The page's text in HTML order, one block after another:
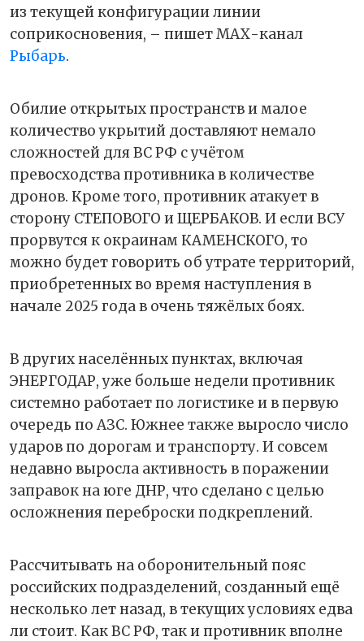
из текущей конфигурации линии
соприкосновения, – пишет МАХ-канал
Рыбарь.
Обилие открытых пространств и малое
количество укрытий доставляют немало
сложностей для ВС РФ с учётом
превосходства противника в количестве
дронов. Кроме того, противник атакует в
сторону СТЕПОВОГО и ЩЕРБАКОВ. И если ВСУ
прорвутся к окраинам КАМЕНСКОГО, то
можно будет говорить об утрате территорий,
приобретенных во время наступления в
начале 2025 года в очень тяжёлых боях.
В других населённых пунктах, включая
ЭНЕРГОДАР, уже больше недели противник
системно работает по логистике и в первую
очередь по АЗС. Южнее также выросло число
ударов по дорогам и транспорту. И совсем
недавно выросла активность в поражении
заправок на юге ДНР, что сделано с целью
осложнения переброски подкреплений.
Рассчитывать на оборонительный пояс
российских подразделений, созданный ещё
несколько лет назад, в текущих условиях едва
ли стоит. Как ВС РФ, так и противник вполне